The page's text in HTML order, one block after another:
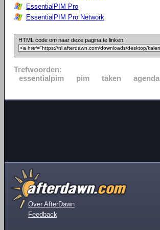
EssentialPIM Pro
EssentialPIM Pro Network
HTML code om naar deze pagina te linken:
Trefwoorden:
essentialpim
pim taken agenda
Over AfterDawn
Feedback